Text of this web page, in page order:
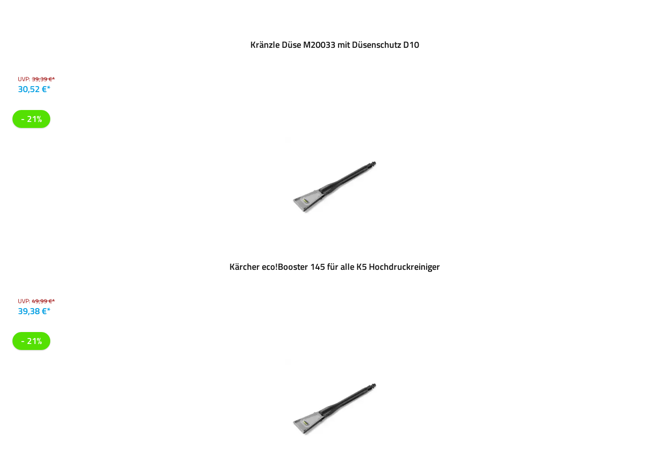
Kränzle Düse M20033 mit Düsenschutz D10
UVP: 39,39 €*
30,52 €*
- 21%
Kärcher eco!Booster 145 für alle K5 Hochdruckreiniger
UVP: 49,99 €*
39,38 €*
- 21%